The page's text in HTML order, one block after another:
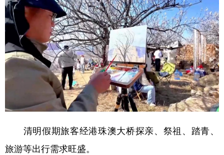
清明假期旅客经港珠澳大桥探亲、祭祖、踏青、
旅游等出行需求旺盛。